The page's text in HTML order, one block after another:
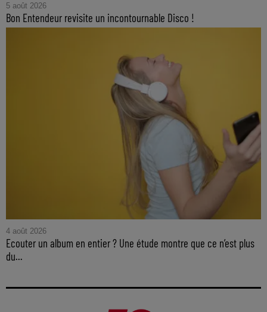
5 août 2026
Bon Entendeur revisite un incontournable Disco !
4 août 2026
Ecouter un album en entier ? Une étude montre que ce n’est plus
du...